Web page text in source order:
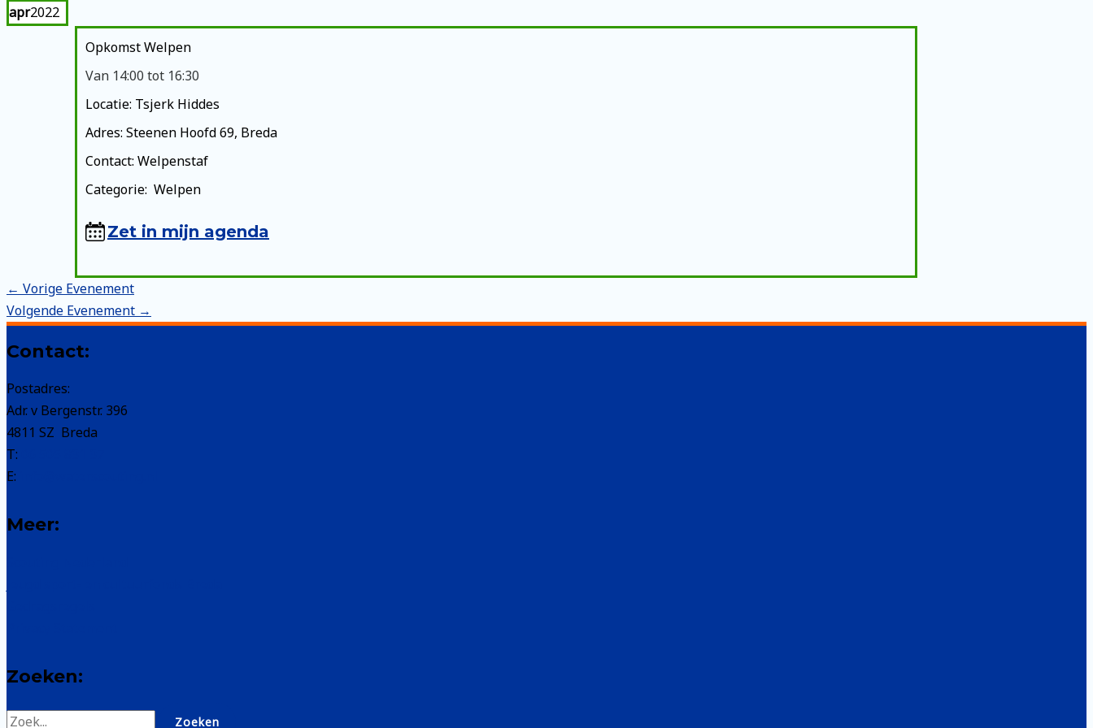
apr2022
Opkomst Welpen
Van 14:00 tot 16:30
Locatie: Tsjerk Hiddes
Adres: Steenen Hoofd 69, Breda
Contact: Welpenstaf
Categorie: Welpen
Zet in mijn agenda
Bericht
navigatie
← Vorige Evenement
Volgende Evenement →
Contact:
Postadres:
Adr. v Bergenstr. 396
4811 SZ Breda
T:
E:
Meer:
Zoeken:
Zoek